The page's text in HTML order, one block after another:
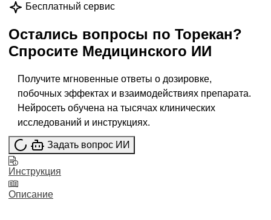
Бесплатный сервис
Остались вопросы по Торекан?
Спросите Медицинского ИИ
Получите мгновенные ответы о дозировке,
побочных эффектах и взаимодействиях препарата.
Нейросеть обучена на тысячах клинических
исследований и инструкциях.
Задать вопрос ИИ
Инструкция
Описание